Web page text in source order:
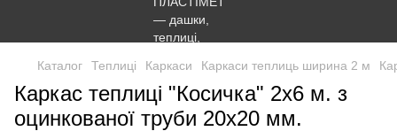
Каталог Теплиці Каркаси Каркаси теплиць ширина 2 м
Каркас теплиці "Косичка" 2х6 м. з
оцинкованої труби 20х20 мм.